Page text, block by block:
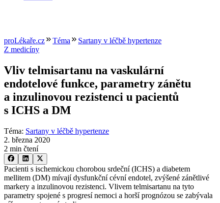
proLékaře.cz Téma
Sartany v léčbě hypertenze
Z medicíny
Vliv telmisartanu na vaskulární
endotelové funkce, parametry zánětu
a inzulinovou rezistenci u pacientů
s ICHS a DM
Téma: Sartany v léčbě hypertenze
2. března 2020
2 min čtení
Pacienti s ischemickou chorobou srdeční (ICHS) a diabetem
mellitem (DM) mívají dysfunkční cévní endotel, zvýšené zánětlivé
markery a inzulinovou rezistenci. Vlivem telmisartanu na tyto
parametry spojené s progresí nemoci a horší prognózou se zabývala